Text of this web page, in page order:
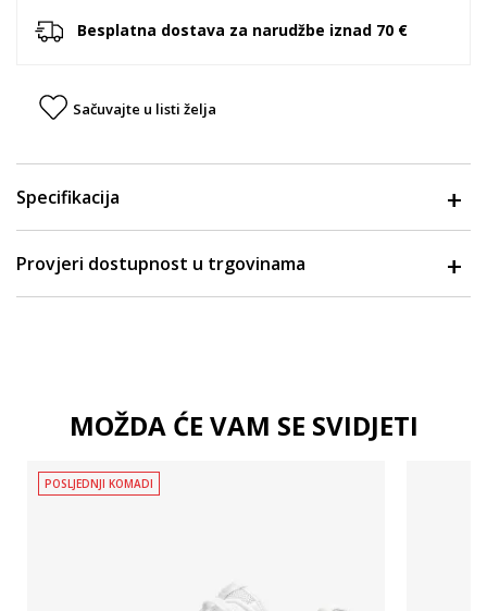
Besplatna dostava za narudžbe iznad 70 €
Sačuvajte u listi želja
Specifikacija
Provjeri dostupnost u trgovinama
MOŽDA ĆE VAM SE SVIDJETI
POSLJEDNJI KOMADI